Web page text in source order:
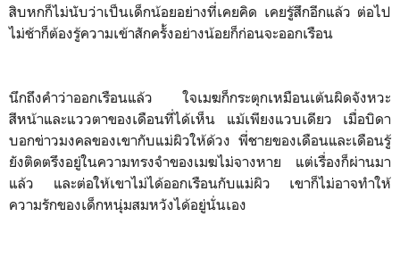
สิบหกก็ไม่นับว่าเป็นเด็กน้อยอย่างที่เคยคิด เคยรู้สึกอีกแล้ว ต่อไป
ไม่ช้าก็ต้องรู้ความเข้าสักครั้งอย่างน้อยก็ก่อนจะออกเรือน
นึกถึงคำว่าออกเรือนแล้ว ใจเมฆก็กระตุกเหมือนเต้นผิดจังหวะ
สีหน้าและแววตาของเดือนที่ได้เห็น แม้เพียงแวบเดียว เมื่อบิดา
บอกข่าวมงคลของเขากับแม่ผิวให้ด้วง พี่ชายของเดือนและเดือนรู้
ยังติดตรึงอยู่ในความทรงจำของเมฆไม่จางหาย แต่เรื่องก็ผ่านมา
แล้ว และต่อให้เขาไม่ได้ออกเรือนกับแม่ผิว เขาก็ไม่อาจทำให้
ความรักของเด็กหนุ่มสมหวังได้อยู่นั่นเอง